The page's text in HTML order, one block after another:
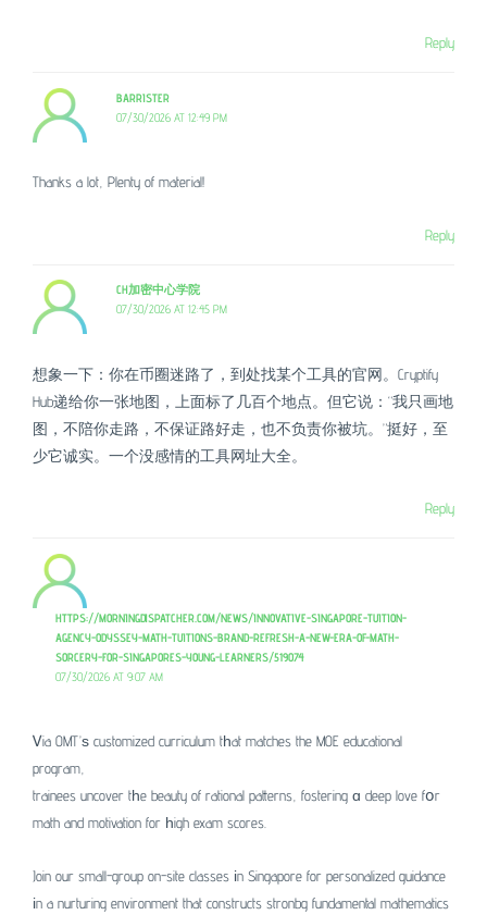
Reply
BARRISTER
07/30/2026 AT 12:49 PM
Thanks a lot, Plenty of material!
Reply
CH加密中心学院
07/30/2026 AT 12:45 PM
想象一下：你在币圈迷路了，到处找某个工具的官网。Cryptify
Hub递给你一张地图，上面标了几百个地点。但它说：“我只画地
图，不陪你走路，不保证路好走，也不负责你被坑。”挺好，至
少它诚实。一个没感情的工具网址大全。
Reply
HTTPS://MORNINGDISPATCHER.COM/NEWS/INNOVATIVE-SINGAPORE-TUITION-
AGENCY-ODYSSEY-MATH-TUITIONS-BRAND-REFRESH-A-NEW-ERA-OF-MATH-
SORCERY-FOR-SINGAPORES-YOUNG-LEARNERS/519074
07/30/2026 AT 9:07 AM
Ꮩia OMT’ѕ customized curriculum tһat matches the MOE educational
program,
trainees uncover tһe beauty of rational patterns, fostering ɑ deep love fօr
math and motivation for һigh exam scores.
Join our small-group on-site classes іn Singapore for personalized guidance
іn a nurturing environment that constructs stronbg fundamental mathematics